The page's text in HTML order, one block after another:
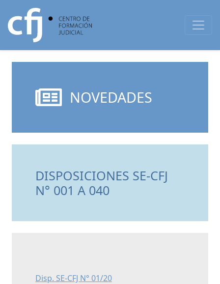
NOVEDADES
DISPOSICIONES SE-CFJ
N° 001 A 040
Disp. SE-CFJ N° 01/20